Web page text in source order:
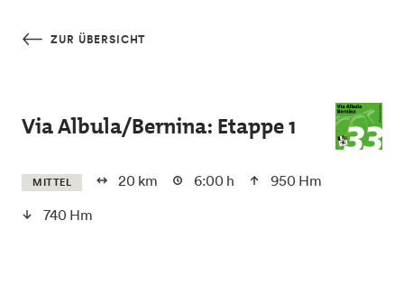
ZUR ÜBERSICHT
Via Albula/Bernina: Etappe 1
MITTEL 20 km 6:00 h
950 Hm
740 Hm